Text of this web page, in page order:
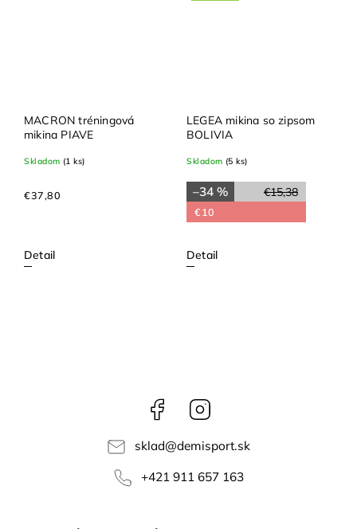
MACRON tréningová
mikina PIAVE
Skladom (1 ks)
€37,80
Detail
LEGEA mikina so zipsom
BOLIVIA
Skladom (5 ks)
€15,38
–34 %
€10
Detail
Facebook
sklad@demisport.sk
+421 911 657 163